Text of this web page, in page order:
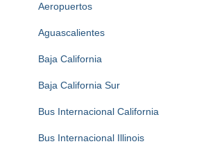
Aeropuertos
Aguascalientes
Baja California
Baja California Sur
Bus Internacional California
Bus Internacional Illinois